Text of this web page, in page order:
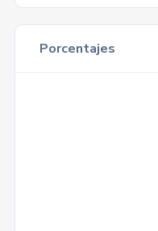
Porcentajes